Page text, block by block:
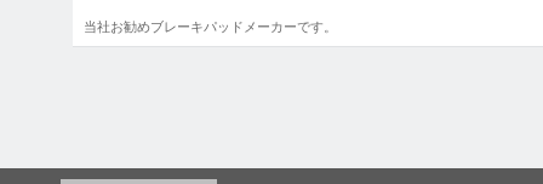
当社お勧めブレーキパッドメーカーです。